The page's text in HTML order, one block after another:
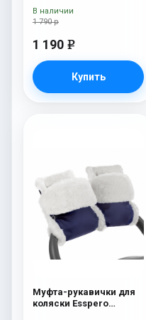
Blue Mountain
1 790 р
1 190 e
Купить
В наличии
Муфта-рукавички для
коляски Esspero